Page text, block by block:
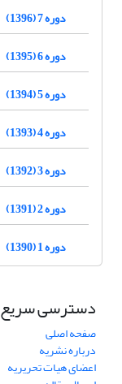
دوره 7 (1396)
دوره 6 (1395)
دوره 5 (1394)
دوره 4 (1393)
دوره 3 (1392)
دوره 2 (1391)
دوره 1 (1390)
دسترسی سریع
صفحه اصلی
درباره نشریه
اعضای هیات تحریریه